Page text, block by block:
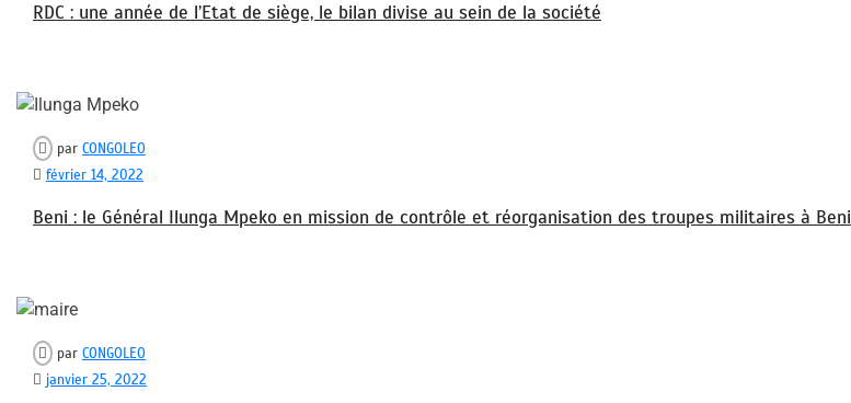
RDC : une année de l’Etat de siège, le bilan divise au sein de la société
par CONGOLEO
février 14, 2022
Beni : le Général Ilunga Mpeko en mission de contrôle et réorganisation des troupes militaires à Beni
par CONGOLEO
janvier 25, 2022